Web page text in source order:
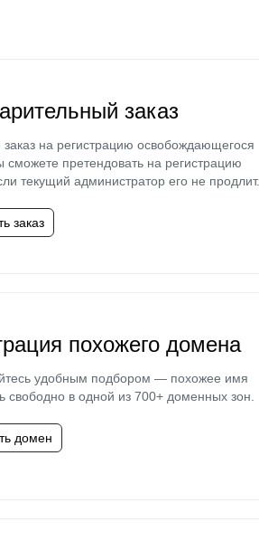
заказ
на регистрацию освобождающегося
сможете претендовать на регистрацию
текущий администратор его не продлит.
заказ
похожего домена
удобным подбором — похожее имя
свободно в одной из 700+ доменных зон.
домен